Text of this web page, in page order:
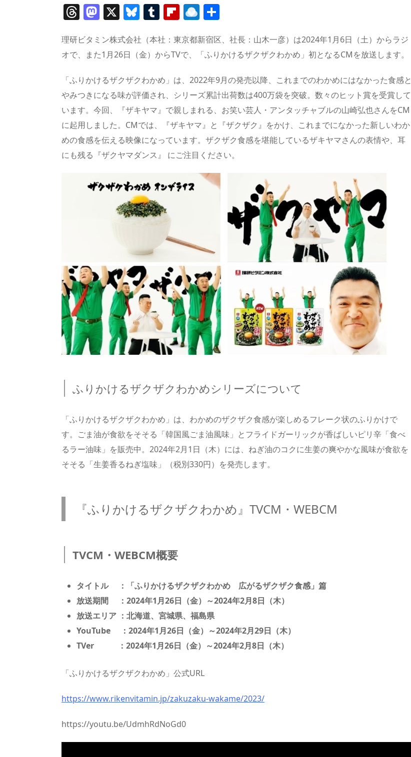
T
h
re
a
d
s
M
a
st
o
d
o
n
X Bl
u
e
sk
y
T
u
m
bl
r
Fl
ip
b
o
ar
d
R
ai
n
d
ro
p.
io
理研ビタミン株式会社（本社：東京都新宿区、社長：山木一彦）は2024年1月6日（土）からラジ
オで、また1月26日（金）からTVで、「ふりかけるザクザクわかめ」初となるCMを放送します。
「ふりかけるザクザクわかめ」は、2022年9月の発売以降、これまでのわかめにはなかった食感と
やみつきになる味が評価され、シリーズ累計出荷数は400万袋を突破。数々のヒット賞を受賞して
います。今回、『ザキヤマ』で親しまれる、お笑い芸人・アンタッチャブルの山崎弘也さんをCM
に起用しました。CMでは、『ザキヤマ』と『ザクザク』をかけ、これまでになかった新しいわか
めの食感を伝える映像になっています。ザクザク食感を堪能しているザキヤマさんの表情や、耳
にも残る『ザクヤマダンス』 にご注目ください。
ふりかけるザクザクわかめシリーズについて
「ふりかけるザクザクわかめ」は、わかめのザクザク食感が楽しめるフレーク状のふりかけで
す。ごま油が食欲をそそる「韓国風ごま油風味」とフライドガーリックが香ばしいピリ辛「食べ
るラー油味」を販売中。2024年2月1日（木）には、ねぎ油のコクに生姜の爽やかな風味が食欲を
そそる「生姜香るねぎ塩味」（税別330円）を発売します。
『ふりかけるザクザクわかめ』TVCM・WEBCM
TVCM・WEBCM概要
タイトル ：「ふりかけるザクザクわかめ 広がるザクザク食感」篇
放送期間 ：2024年1月26日（金）～2024年2月8日（木）
放送エリア ：北海道、宮城県、福島県
YouTube ：2024年1月26日（金）～2024年2月29日（木）
TVer ：2024年1月26日（金）～2024年2月8日（木）
「ふりかけるザクザクわかめ」公式URL
https://www.rikenvitamin.jp/zakuzaku-wakame/2023/
https://youtu.be/UdmhRdNoGd0